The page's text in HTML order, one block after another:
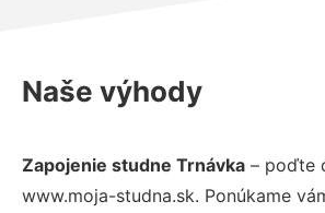
Naše výhody
Zapojenie studne Trnávka – poďte
www.moja-studna.sk. Ponúkame